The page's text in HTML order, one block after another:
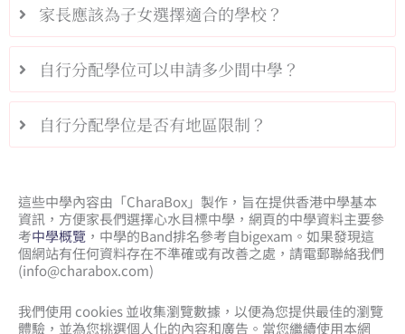
家長應該為子女選擇適合的學校？
自行分配學位可以申請多少間中學？
自行分配學位是否有地區限制？
這些中學內容由「CharaBox」製作，旨在提供香港中學基本
資訊，方便家長們選擇心水目標中學，網頁的中學資料主要參
考中學概覽 ，中學的Band排名參考自bigexam。如果發現這
個網站有任何資料存在不準確或有改善之處，請電郵聯絡我們
(info@charabox.com)
我們使用 cookies 並收集瀏覽數據，以便為您提供最佳的瀏覽
體驗，並為您挑選個人化的內容和廣告。當您繼續使用本網